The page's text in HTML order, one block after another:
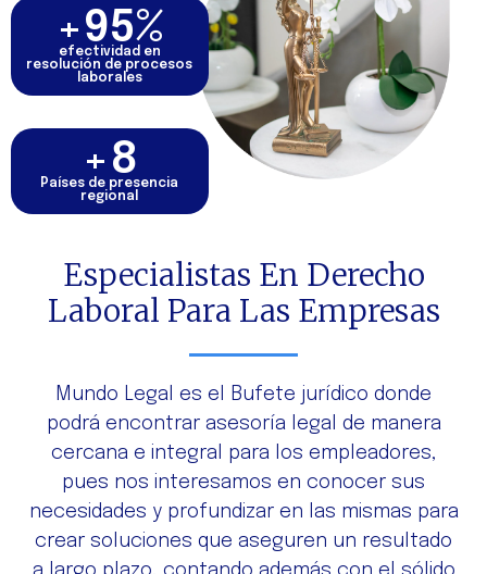
+95%
efectividad en
resolución de procesos
laborales
+8
Países de presencia
regional
Especialistas En Derecho
Laboral Para Las Empresas
Mundo Legal es el Bufete jurídico donde
podrá encontrar asesoría legal de manera
cercana e integral para los empleadores,
pues nos interesamos en conocer sus
necesidades y profundizar en las mismas para
crear soluciones que aseguren un resultado